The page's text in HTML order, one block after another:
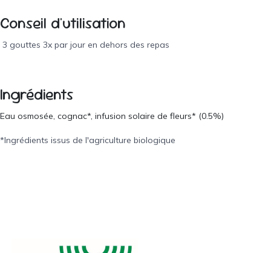
Conseil d'utilisation
3 gouttes 3x par jour en dehors des repas
Ingrédients
Eau osmosée, cognac*, infusion solaire de fleurs* (0.5%)
*Ingrédients issus de l'agriculture biologique